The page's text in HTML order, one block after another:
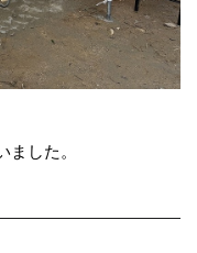
した。